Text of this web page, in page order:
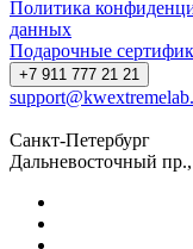
Политика
данных
Подарочные
+7 911 777 21 21
Санкт-Петербург
Дальневосточный